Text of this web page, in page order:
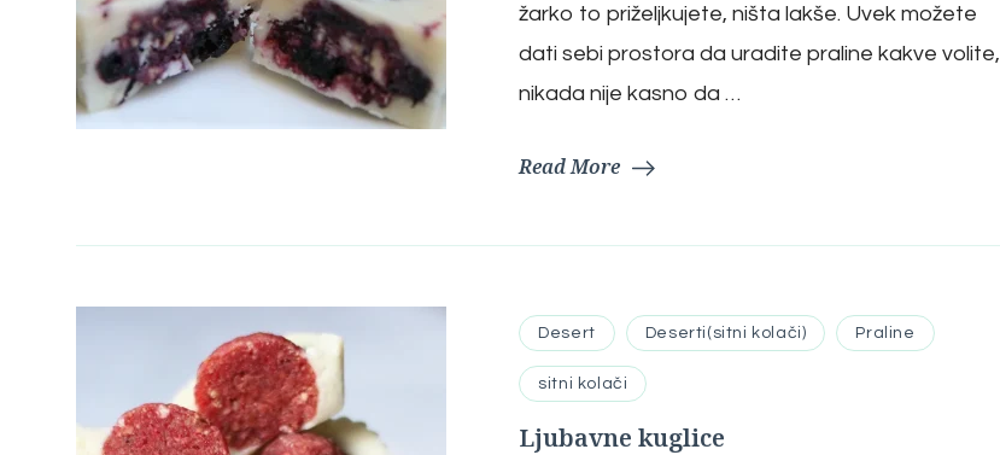
žarko to priželjkujete, ništa lakše. Uvek možete
dati sebi prostora da uradite praline kakve volite,
nikada nije kasno da …
Read More
Desert Deserti(sitni kolači) Praline
sitni kolači
Ljubavne kuglice